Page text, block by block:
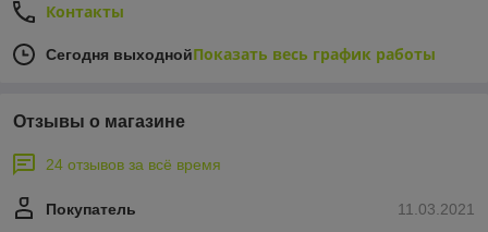
Контакты
Сегодня выходнойПоказать весь график работы
Отзывы о магазине
24 отзывов за всё время
11.03.2021
Покупатель